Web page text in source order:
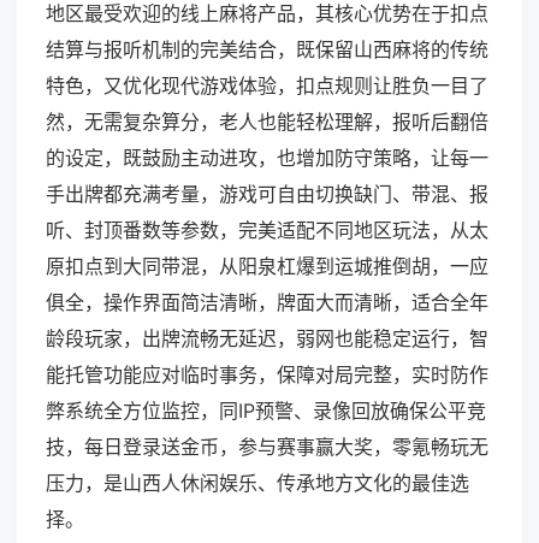
地区最受欢迎的线上麻将产品，其核心优势在于扣点
结算与报听机制的完美结合，既保留山西麻将的传统
特色，又优化现代游戏体验，扣点规则让胜负一目了
然，无需复杂算分，老人也能轻松理解，报听后翻倍
的设定，既鼓励主动进攻，也增加防守策略，让每一
手出牌都充满考量，游戏可自由切换缺门、带混、报
听、封顶番数等参数，完美适配不同地区玩法，从太
原扣点到大同带混，从阳泉杠爆到运城推倒胡，一应
俱全，操作界面简洁清晰，牌面大而清晰，适合全年
龄段玩家，出牌流畅无延迟，弱网也能稳定运行，智
能托管功能应对临时事务，保障对局完整，实时防作
弊系统全方位监控，同IP预警、录像回放确保公平竞
技，每日登录送金币，参与赛事赢大奖，零氪畅玩无
压力，是山西人休闲娱乐、传承地方文化的最佳选
择。